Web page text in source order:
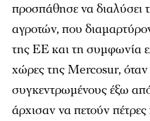
προσπάθησε να
αγροτών, που
της ΕΕ και τη συμφωνία
χώρες της Mercosur, όταν
συγκεντρωμένους έξω
άρχισαν να πετούν πέτρες